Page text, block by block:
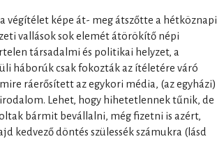
végítélet képe át- meg átszőtte a hétköznapi
vallások sok elemét átörökítő népi
társadalmi és politikai helyzet, a
háborúk csak fokozták az ítéletére váró
ráerősített az egykori média, (az egyházi)
Lehet, hogy hihetetlennek tűnik, de
bármit bevállalni, még fizetni is azért,
kedvező döntés szülessék számukra (lásd